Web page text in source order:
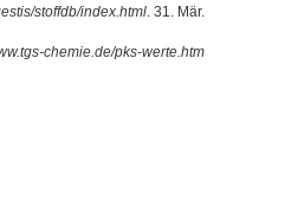
stoffdb/index.html. 31. Mär.
chemie.de/pks-werte.htm